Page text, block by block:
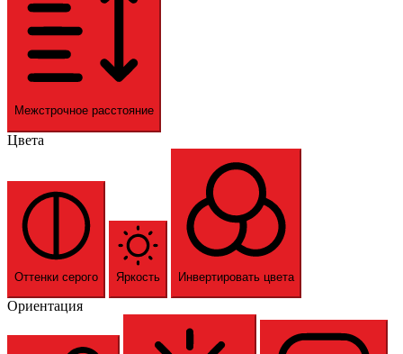
Межстрочное расстояние
Цвета
Оттенки серого Яркость Инвертировать цвета
Ориентация